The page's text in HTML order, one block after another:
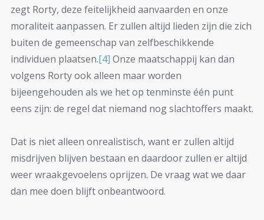
zegt Rorty, deze feitelijkheid aanvaarden en onze
moraliteit aanpassen. Er zullen altijd lieden zijn die zich
buiten de gemeenschap van zelfbeschikkende
individuen plaatsen.[4] Onze maatschappij kan dan
volgens Rorty ook alleen maar worden
bijeengehouden als we het op tenminste één punt
eens zijn: de regel dat niemand nog slachtoffers maakt.
Dat is niet alleen onrealistisch, want er zullen altijd
misdrijven blijven bestaan en daardoor zullen er altijd
weer wraakgevoelens oprijzen. De vraag wat we daar
dan mee doen blijft onbeantwoord.